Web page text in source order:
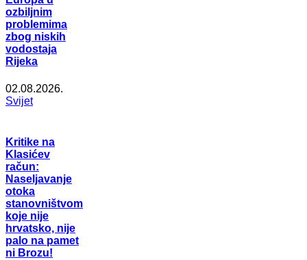
ozbiljnim
problemima
zbog niskih
vodostaja
Rijeka
02.08.2026.
Svijet
Kritike na
Klasićev
račun:
Naseljavanje
otoka
stanovništvom
koje nije
hrvatsko, nije
palo na pamet
ni Brozu!